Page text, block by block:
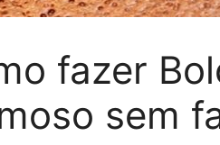
fazer
sem